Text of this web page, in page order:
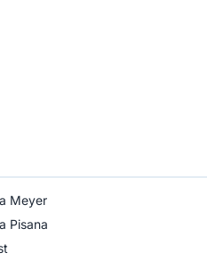
Meyer
Pisana